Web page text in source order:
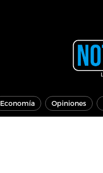
Economía Opiniones